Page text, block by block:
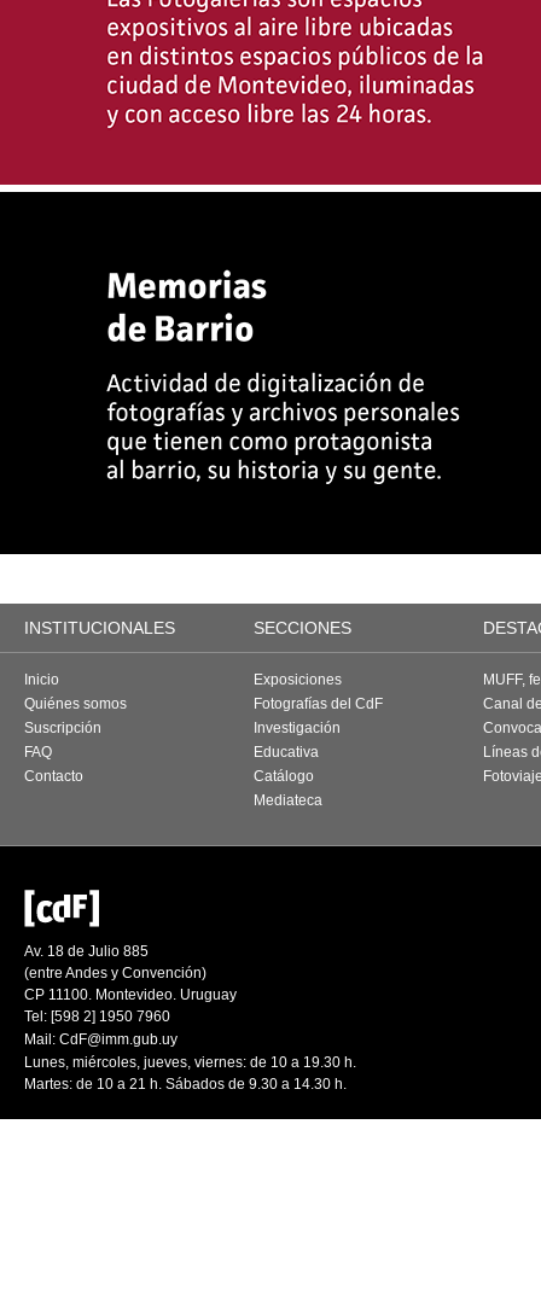
INSTITUCIONALES SECCIONES
Inicio
Quiénes somos
Suscripción
FAQ
Contacto
Exposiciones
Fotografías del CdF
Investigación
Educativa
Catálogo
Mediateca
MUFF,
Canal
Líneas
Av. 18 de Julio 885
(entre Andes y Convención)
CP 11100. Montevideo. Uruguay
Tel: [598 2] 1950 7960
Mail: CdF@imm.gub.uy
Lunes, miércoles, jueves, viernes: de 10 a 19.30 h.
Martes: de 10 a 21 h. Sábados de 9.30 a 14.30 h.